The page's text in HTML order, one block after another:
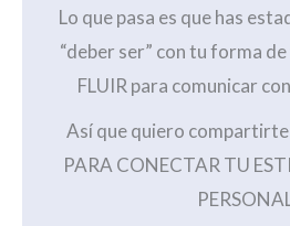
Lo que pasa es que has
“deber ser” con tu forma
FLUIR para comunicar
Así que quiero compartirte
PARA CONECTAR TU